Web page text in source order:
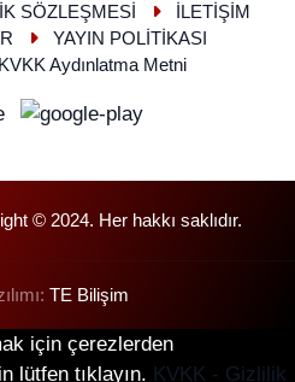
SÖZLEŞMESİ
İLETİŞİM
YAYIN POLİTİKASI
KVKK Aydınlatma Metni
© 2024. Her hakkı saklıdır.
TE Bilişim
için çerezlerden
lütfen tıklayın. KVKK - Gizlilik